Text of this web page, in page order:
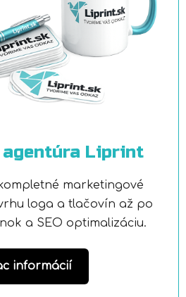
agentúra Liprint
marketingové
loga a tlačovín až po
a SEO optimalizáciu.
informácií